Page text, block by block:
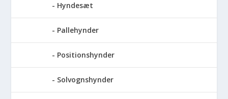
Hyndesæt
Pallehynder
Positionshynder
Solvognshynder